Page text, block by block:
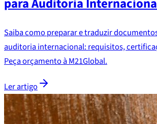
para Auditoria
Saiba como preparar e traduzir
auditoria internacional: requisitos,
Peça orçamento à M21Global.
Ler artigo